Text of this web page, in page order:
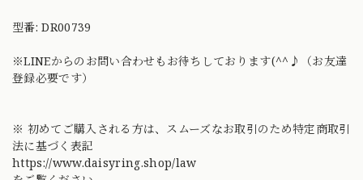
型番: DR00739
※LINEからのお問い合わせもお待ちしております(^^♪（お友達
登録必要です）
※ 初めてご購入される方は、スムーズなお取引のため特定商取引
法に基づく表記
https://www.daisyring.shop/law